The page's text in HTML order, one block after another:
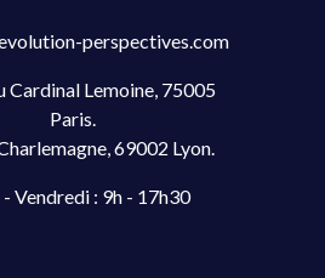
perspectives.com
Cardinal Lemoine, 75005
Paris.
69002 Lyon.
- Vendredi : 9h - 17h30